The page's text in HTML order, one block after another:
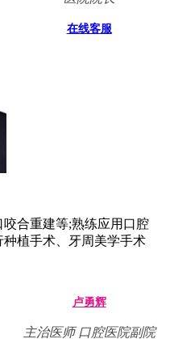
在线客服
合重建等;熟练应用口腔
植手术、牙周美学手术
卢勇辉
主治医师 口腔医院副院